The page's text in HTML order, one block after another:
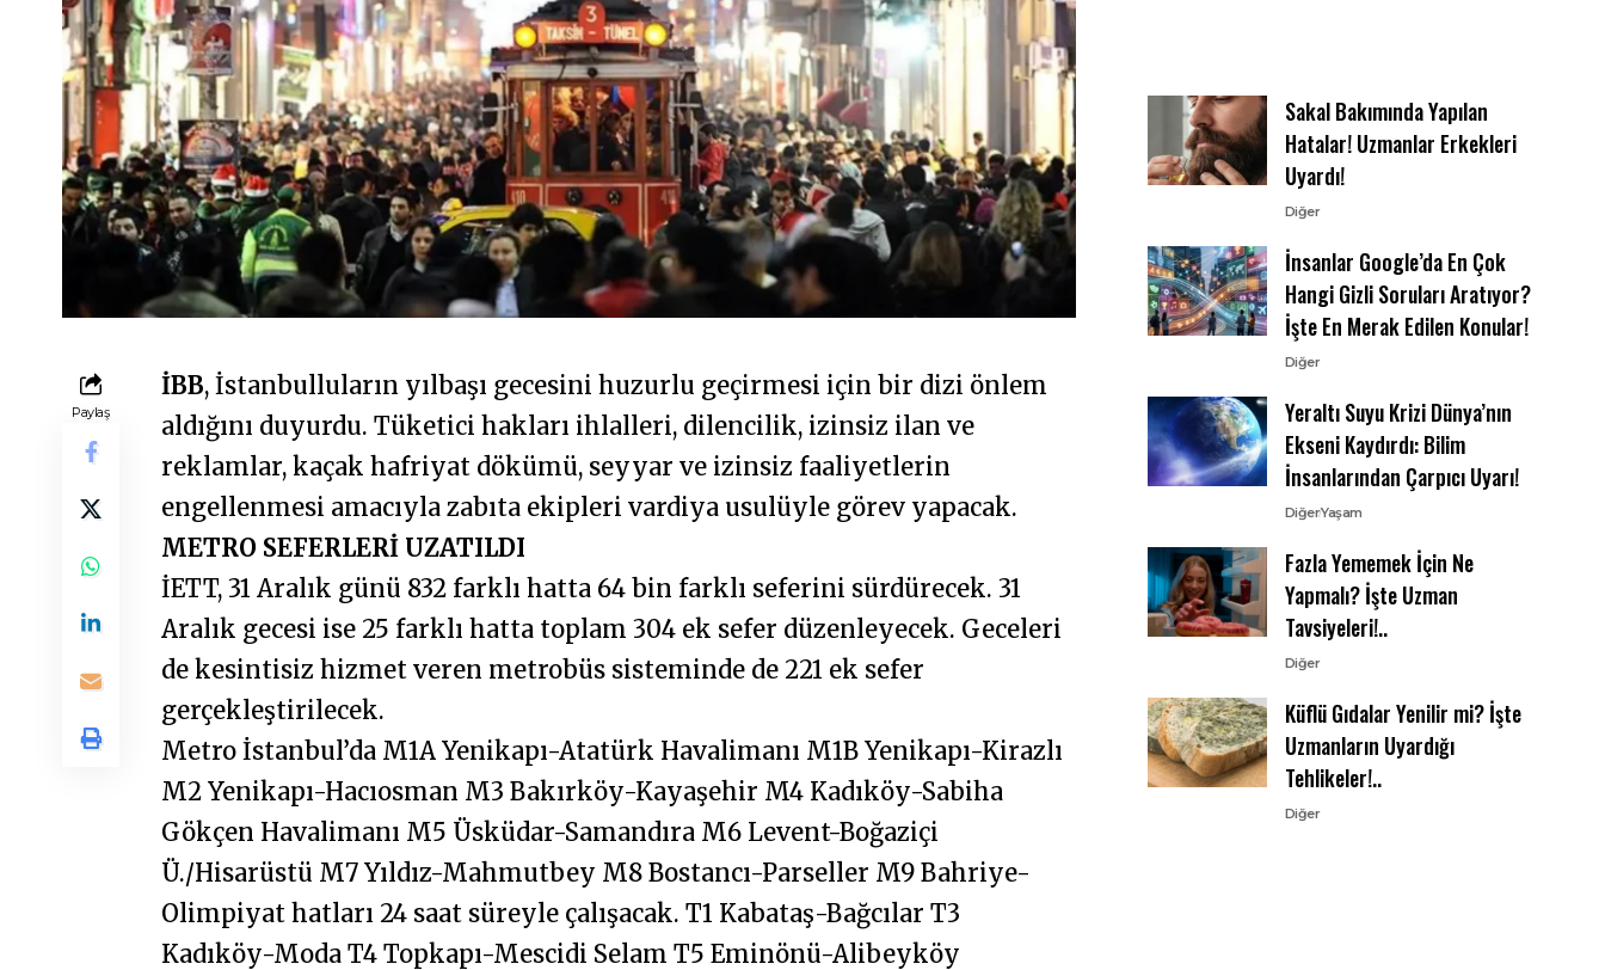
Paylaş
İBB, İstanbulluların yılbaşı gecesini huzurlu geçirmesi için bir dizi önlem
aldığını duyurdu. Tüketici hakları ihlalleri, dilencilik, izinsiz ilan ve
reklamlar, kaçak hafriyat dökümü, seyyar ve izinsiz faaliyetlerin
engellenmesi amacıyla zabıta ekipleri vardiya usulüyle görev yapacak.
METRO SEFERLERİ UZATILDI
İETT, 31 Aralık günü 832 farklı hatta 64 bin farklı seferini sürdürecek. 31
Aralık gecesi ise 25 farklı hatta toplam 304 ek sefer düzenleyecek. Geceleri
de kesintisiz hizmet veren metrobüs sisteminde de 221 ek sefer
gerçekleştirilecek.
Metro İstanbul’da M1A Yenikapı-Atatürk Havalimanı M1B Yenikapı-Kirazlı
M2 Yenikapı-Hacıosman M3 Bakırköy-Kayaşehir M4 Kadıköy-Sabiha
Gökçen Havalimanı M5 Üsküdar-Samandıra M6 Levent-Boğaziçi
Ü./Hisarüstü M7 Yıldız-Mahmutbey M8 Bostancı-Parseller M9 Bahriye-
Olimpiyat hatları 24 saat süreyle çalışacak. T1 Kabataş-Bağcılar T3
Kadıköy-Moda T4 Topkapı-Mescidi Selam T5 Eminönü-Alibeyköy
Sakal Bakımında Yapılan
Hatalar! Uzmanlar Erkekleri
Uyardı!
Diğer
İnsanlar Google’da En Çok
Hangi Gizli Soruları Aratıyor?
İşte En Merak Edilen Konular!
Diğer
Yeraltı Suyu Krizi Dünya’nın
Ekseni Kaydırdı: Bilim
İnsanlarından Çarpıcı Uyarı!
DiğerYaşam
Fazla Yememek İçin Ne
Yapmalı? İşte Uzman
Tavsiyeleri!..
Diğer
Küflü Gıdalar Yenilir mi? İşte
Uzmanların Uyardığı
Tehlikeler!..
Diğer